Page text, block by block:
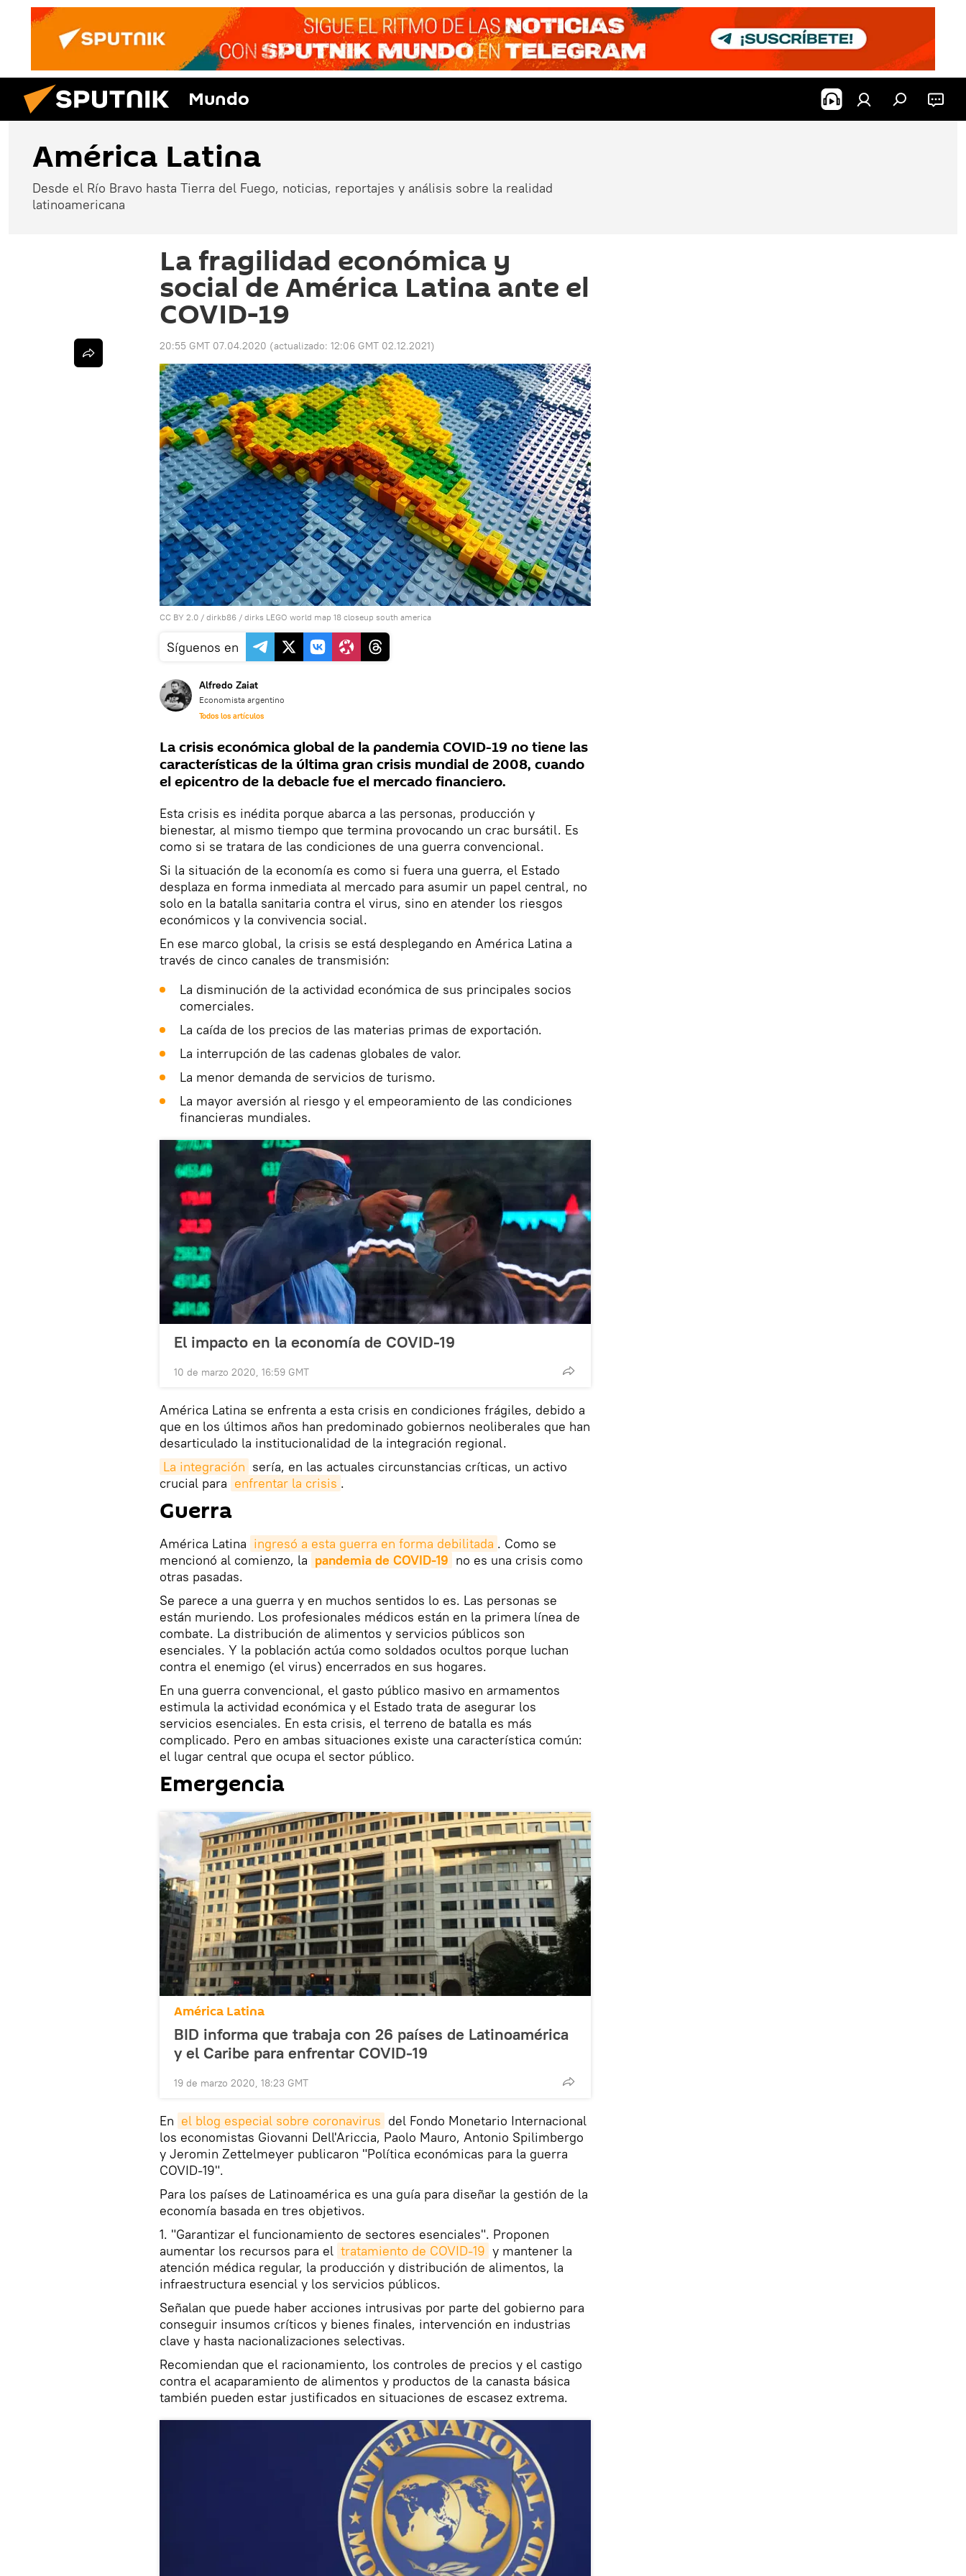
Mundo
América Latina
Desde el Río Bravo hasta Tierra del Fuego, noticias, reportajes y análisis sobre la realidad
latinoamericana
La fragilidad económica y
social de América Latina ante el
COVID-19
20:55 GMT 07.04.2020 (actualizado: 12:06 GMT 02.12.2021)
CC BY 2.0 / dirkb86 / dirks LEGO world map 18 closeup south america
Síguenos en
Alfredo Zaiat
Economista argentino
Todos los artículos
La crisis económica global de la pandemia COVID-19 no tiene las
características de la última gran crisis mundial de 2008, cuando
el epicentro de la debacle fue el mercado financiero.
Esta crisis es inédita porque abarca a las personas, producción y
bienestar, al mismo tiempo que termina provocando un crac bursátil. Es
como si se tratara de las condiciones de una guerra convencional.
Si la situación de la economía es como si fuera una guerra, el Estado
desplaza en forma inmediata al mercado para asumir un papel central, no
solo en la batalla sanitaria contra el virus, sino en atender los riesgos
económicos y la convivencia social.
En ese marco global, la crisis se está desplegando en América Latina a
través de cinco canales de transmisión:
La disminución de la actividad económica de sus principales socios
comerciales.
La caída de los precios de las materias primas de exportación.
La interrupción de las cadenas globales de valor.
La menor demanda de servicios de turismo.
La mayor aversión al riesgo y el empeoramiento de las condiciones
financieras mundiales.
El impacto en la economía de COVID-19
10 de marzo 2020, 16:59 GMT
América Latina se enfrenta a esta crisis en condiciones frágiles, debido a
que en los últimos años han predominado gobiernos neoliberales que han
desarticulado la institucionalidad de la integración regional.
La integración sería, en las actuales circunstancias críticas, un activo
crucial para enfrentar la crisis .
Guerra
América Latina ingresó a esta guerra en forma debilitada . Como se
mencionó al comienzo, la pandemia de COVID-19 no es una crisis como
otras pasadas.
Se parece a una guerra y en muchos sentidos lo es. Las personas se
están muriendo. Los profesionales médicos están en la primera línea de
combate. La distribución de alimentos y servicios públicos son
esenciales. Y la población actúa como soldados ocultos porque luchan
contra el enemigo (el virus) encerrados en sus hogares.
En una guerra convencional, el gasto público masivo en armamentos
estimula la actividad económica y el Estado trata de asegurar los
servicios esenciales. En esta crisis, el terreno de batalla es más
complicado. Pero en ambas situaciones existe una característica común:
el lugar central que ocupa el sector público.
Emergencia
América Latina
BID informa que trabaja con 26 países de Latinoamérica
y el Caribe para enfrentar COVID-19
19 de marzo 2020, 18:23 GMT
En el blog especial sobre coronavirus del Fondo Monetario Internacional
los economistas Giovanni Dell'Ariccia, Paolo Mauro, Antonio Spilimbergo
y Jeromin Zettelmeyer publicaron "Política económicas para la guerra
COVID-19".
Para los países de Latinoamérica es una guía para diseñar la gestión de la
economía basada en tres objetivos.
1. "Garantizar el funcionamiento de sectores esenciales". Proponen
aumentar los recursos para el tratamiento de COVID-19 y mantener la
atención médica regular, la producción y distribución de alimentos, la
infraestructura esencial y los servicios públicos.
Señalan que puede haber acciones intrusivas por parte del gobierno para
conseguir insumos críticos y bienes finales, intervención en industrias
clave y hasta nacionalizaciones selectivas.
Recomiendan que el racionamiento, los controles de precios y el castigo
contra el acaparamiento de alimentos y productos de la canasta básica
también pueden estar justificados en situaciones de escasez extrema.